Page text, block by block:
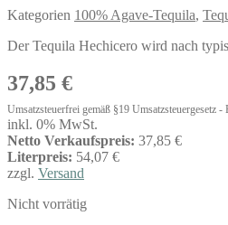
Kategorien 100% Agave-Tequila,
Der Tequila Hechicero wird nach
37,85 €
Umsatzsteuerfrei gemäß §19 Umsatzsteuergesetz
inkl. 0% MwSt.
Netto Verkaufspreis: 37,85 €
Literpreis: 54,07 €
zzgl. Versand
Nicht vorrätig